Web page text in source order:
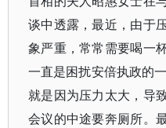
谈中透露，最近，由于
象严重，常常需要喝一
一直是困扰安倍执政的
就是因为压力太大，导
会议的中途要奔厕所。